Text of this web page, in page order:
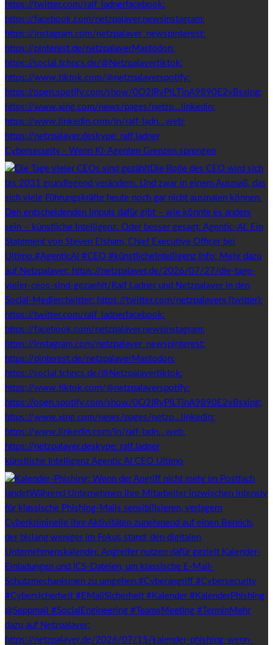
Cybersecurity - Wenn KI-Agenten Grenzen sprengen
künstliche Intelligenz Agentic AI CEO Ultimo